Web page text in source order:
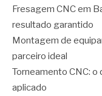
Fresagem CNC em
resultado garantido
Montagem de
parceiro ideal
Torneamento CNC: o
aplicado